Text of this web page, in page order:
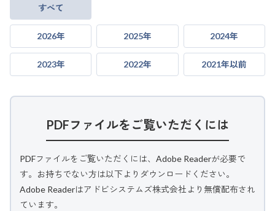
すべて
2026年 2025年 2024年
2023年 2022年 2021年以前
PDFファイルをご覧いただくには
PDFファイルをご覧いただくには、Adobe Readerが必要で
す。お持ちでない方は以下よりダウンロードください。
Adobe Readerはアドビシステムズ株式会社より無償配布され
ています。